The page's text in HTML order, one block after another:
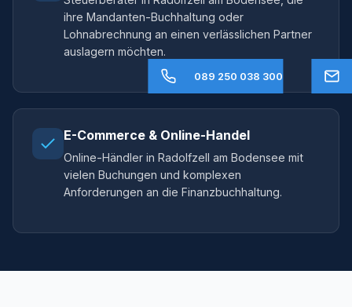
ihre Mandanten-Buchhaltung oder
Lohnabrechnung an einen verlässlichen Partner
auslagern möchten.
E-Commerce & Online-Handel
Online-Händler in Radolfzell am Bodensee mit
vielen Buchungen und komplexen
Anforderungen an die Finanzbuchhaltung.
089 250 038 300